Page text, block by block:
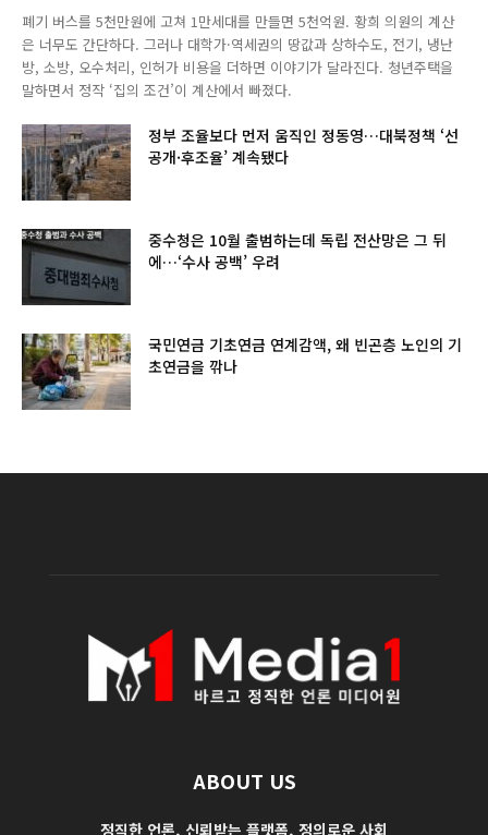
폐기 버스를 5천만원에 고쳐 1만세대를 만들면 5천억원. 황희 의원의 계산
은 너무도 간단하다. 그러나 대학가·역세권의 땅값과 상하수도, 전기, 냉난
방, 소방, 오수처리, 인허가 비용을 더하면 이야기가 달라진다. 청년주택을
말하면서 정작 ‘집의 조건’이 계산에서 빠졌다.
정부 조율보다 먼저 움직인 정동영…대북정책 ‘선
공개·후조율’ 계속됐다
중수청은 10월 출범하는데 독립 전산망은 그 뒤
에…‘수사 공백’ 우려
국민연금 기초연금 연계감액, 왜 빈곤층 노인의 기
초연금을 깎나
ABOUT US
정직한 언론, 신뢰받는 플랫폼, 정의로운 사회